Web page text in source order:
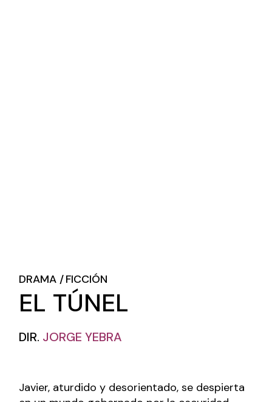
DRAMA FICCIÓN
EL TÚNEL
DIR. JORGE YEBRA
Javier, aturdido y desorientado, se despierta